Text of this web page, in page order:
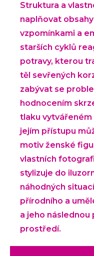
Struktura a
naplňovat
vzpomínkami a
starších cyklů
potravy, kterou
těl sevřených
zabývat se
hodnocením
tlaku vytvářeném
jejím přístupu
motiv ženské
vlastních
stylizuje do
náhodných
přírodního a
a jeho následnou
prostředí.